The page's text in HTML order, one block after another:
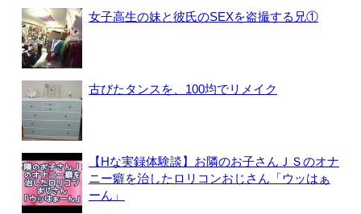
女子高生の妹と彼氏のSEXを盗撮する兄①
古びたタンスを、100均でリメイク
【Hな実録体験談】お隣のお子さんＪＳのオナ
ニー癖を治したロリコンおじさん「ウッはぁ
ーん」